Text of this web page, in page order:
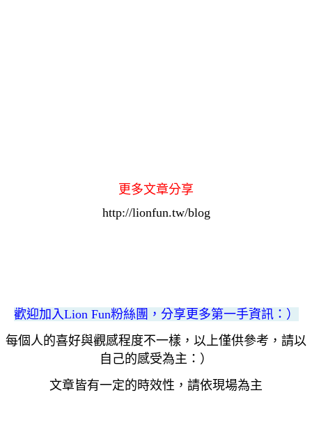
更多文章分享
http://lionfun.tw/blog
歡迎加入Lion Fun粉絲團，分享更多第一手資訊：）
每個人的喜好與觀感程度不一樣，以上僅供參考，請以
自己的感受為主：）
文章皆有一定的時效性，請依現場為主